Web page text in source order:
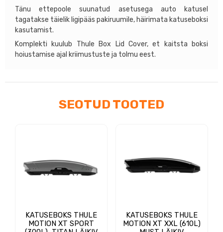
Tänu ettepoole suunatud asetusega auto katusel
tagatakse täielik ligipääs pakiruumile, häirimata katuseboksi
kasutamist.
Komplekti kuulub Thule Box Lid Cover, et kaitsta boksi
hoiustamise ajal kriimustuste ja tolmu eest.
SEOTUD TOOTED
KATUSEBOKS THULE
MOTION XT SPORT
KATUSEBOKS THULE
MOTION XT XXL (610L)